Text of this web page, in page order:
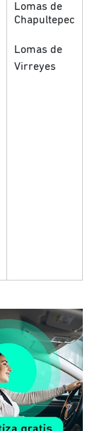
Lomas de
Chapultepec
Lomas de
Virreyes